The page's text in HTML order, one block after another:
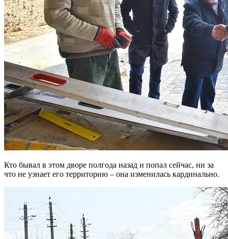
Кто бывал в этом дворе полгода назад и попал сейчас, ни за
что не узнает его территорию – она изменилась кардинально.